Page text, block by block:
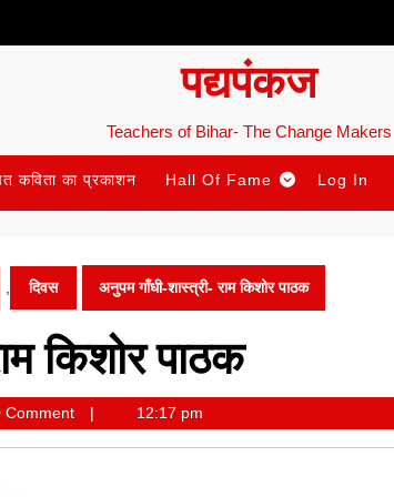
पद्यपंकज
Teachers of Bihar- The Change Makers
कविता का प्रकाशन Hall Of Fame Log In
दिवस अनुपम गाँधी-शास्त्री- राम किशोर पाठक
किशोर पाठक
Comment 12:17 pm